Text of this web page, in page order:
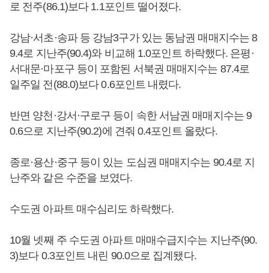
로 전주(86.1)보다 1.1포인트 떨어졌다.
강남·서초·송파 등 강남3구가 있는 동남권 매매지수는 8
9.4로 지난주(90.4)와 비교해 1.0포인트 하락했다. 은평·
서대문·마포구 등이 포함된 서북권 매매지수는 87.4로
일주일 전(88.0)보다 0.6포인트 내렸다.
반면 양천·강서·구로구 등이 속한 서남권 매매지수는 9
0.6으로 지난주(90.2)에 견줘 0.4포인트 올랐다.
종로·용산·중구 등이 있는 도심권 매매지수는 90.4로 지
난주와 같은 수준을 보였다.
수도권 아파트 매수심리도 하락했다.
10월 넷째 주 수도권 아파트 매매수급지수는 지난주(90.
3)보다 0.3포인트 내린 90.0으로 집계됐다.